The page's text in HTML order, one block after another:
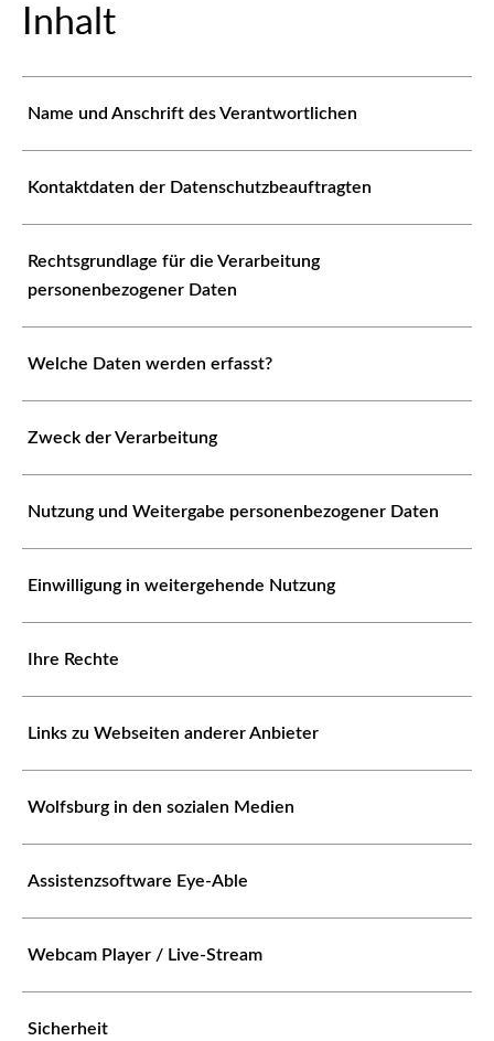
Inhalt
Name und Anschrift des Verantwortlichen
Kontaktdaten der Datenschutzbeauftragten
Rechtsgrundlage für die Verarbeitung
personenbezogener Daten
Welche Daten werden erfasst?
Zweck der Verarbeitung
Nutzung und Weitergabe personenbezogener Daten
Einwilligung in weitergehende Nutzung
Ihre Rechte
Links zu Webseiten anderer Anbieter
Wolfsburg in den sozialen Medien
Assistenzsoftware Eye-Able
Webcam Player / Live-Stream
Sicherheit